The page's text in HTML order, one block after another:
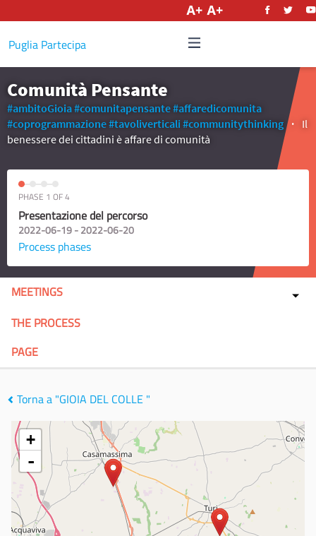
Puglia Partecipa
Comunità Pensante
#ambitoGioia#comunitapensante#affaredicomunita
#coprogrammazione#tavoliverticali #communitythinking
Il
benessere dei cittadini è affare di comunità
PHASE 1 OF 4
Presentazione del percorso
2022-06-19 - 2022-06-20
Process phases
MEETINGS
THE PROCESS
PAGE
Torna a "GIOIA DEL COLLE "
+
-